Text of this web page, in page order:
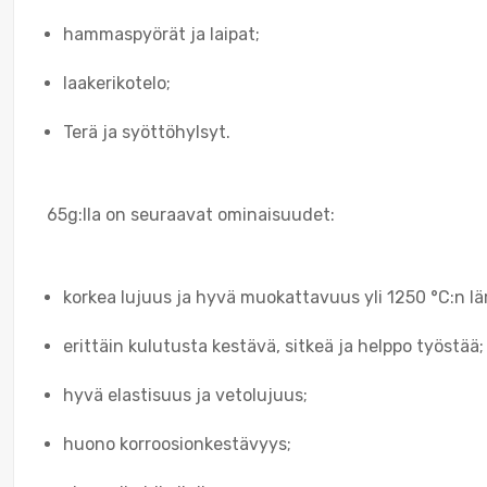
hammaspyörät ja laipat;
laakerikotelo;
Terä ja syöttöhylsyt.
65g:lla on seuraavat ominaisuudet:
korkea lujuus ja hyvä muokattavuus yli 1250 °C:n
erittäin kulutusta kestävä, sitkeä ja helppo työstää;
hyvä elastisuus ja vetolujuus;
huono korroosionkestävyys;